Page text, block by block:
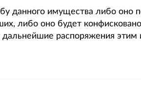
данного имущества либо оно
либо оно будет
дальнейшие распоряжения